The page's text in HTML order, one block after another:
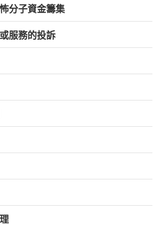
分子資金籌集
服務的投訴